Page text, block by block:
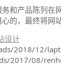
和产品陈列
的，最终将网
设计
2018/12/
2017/08/